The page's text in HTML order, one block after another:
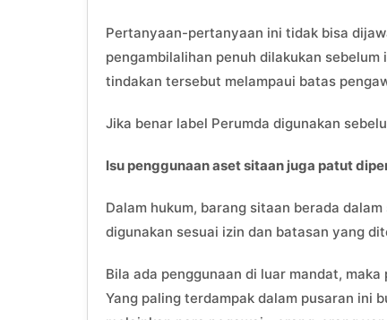
Pertanyaan-pertanyaan ini tidak bisa
pengambilalihan penuh dilakukan
tindakan tersebut melampaui batas
Jika benar label Perumda digunakan
Isu penggunaan aset sitaan juga patut
Dalam hukum, barang sitaan berada
digunakan sesuai izin dan batasan yang
Bila ada penggunaan di luar mandat, maka
Yang paling terdampak dalam pusaran ini